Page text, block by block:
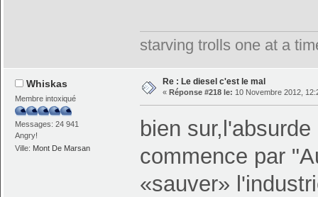
starving trolls one at a
Whiskas
Membre intoxiqué
Messages: 24 941
Angry!
Ville: Mont De Marsan
Re : Le diesel c'est le mal
« Réponse #218 le: 10 Novembre 2012,
bien
commence par
«sauver»